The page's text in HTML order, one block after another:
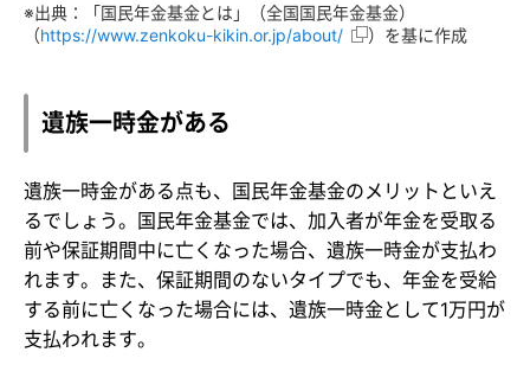
※出典：「国民年金基金とは」（全国国民年金基金）
（https://www.zenkoku-kikin.or.jp/about/ ）を基に作成
遺族一時金がある
遺族一時金がある点も、国民年金基金のメリットといえ
るでしょう。国民年金基金では、加入者が年金を受取る
前や保証期間中に亡くなった場合、遺族一時金が支払わ
れます。また、保証期間のないタイプでも、年金を受給
する前に亡くなった場合には、遺族一時金として1万円が
支払われます。